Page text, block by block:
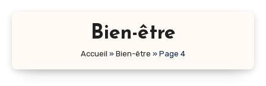
Bien-être
Accueil » Bien-être » Page 4